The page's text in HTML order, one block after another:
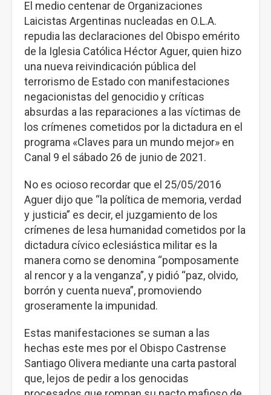
El medio centenar de Organizaciones
Laicistas Argentinas nucleadas en O.L.A.
repudia las declaraciones del Obispo emérito
de la Iglesia Católica Héctor Aguer, quien hizo
una nueva reivindicación pública del
terrorismo de Estado con manifestaciones
negacionistas del genocidio y críticas
absurdas a las reparaciones a las víctimas de
los crímenes cometidos por la dictadura en el
programa «Claves para un mundo mejor» en
Canal 9 el sábado 26 de junio de 2021.
No es ocioso recordar que el 25/05/2016
Aguer dijo que “la política de memoria, verdad
y justicia” es decir, el juzgamiento de los
crímenes de lesa humanidad cometidos por la
dictadura cívico eclesiástica militar es la
manera como se denomina “pomposamente
al rencor y a la venganza”, y pidió “paz, olvido,
borrón y cuenta nueva”, promoviendo
groseramente la impunidad.
Estas manifestaciones se suman a las
hechas este mes por el Obispo Castrense
Santiago Olivera mediante una carta pastoral
que, lejos de pedir a los genocidas